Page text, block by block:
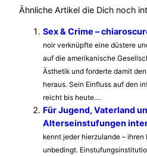
Ähnliche Artikel die Dich noch
Sex & Crime –
noir verknüpfte eine düstere
auf die amerikanische
Ästhetik und forderte damit
heraus. Sein Einfluss auf den
reicht bis heute….
Für Jugend, Vaterland
Alterseinstufungen
kennt jeder hierzulande –
unbedingt.